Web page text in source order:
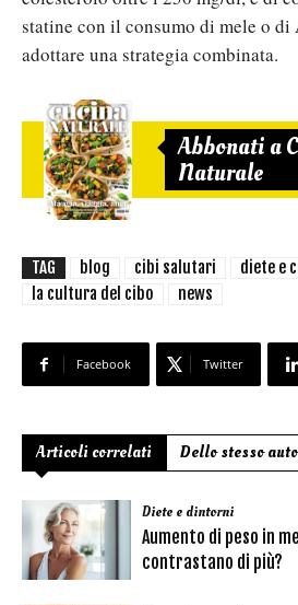
statine con il consumo di mele o di
adottare una strategia combinata.
Abbonati a
Naturale
TAG blog cibi salutari
diete e
la cultura del cibo
news
Facebook Twitter
Articoli correlati Dello stesso
Diete e dintorni
Aumento di peso in
contrastano di più?